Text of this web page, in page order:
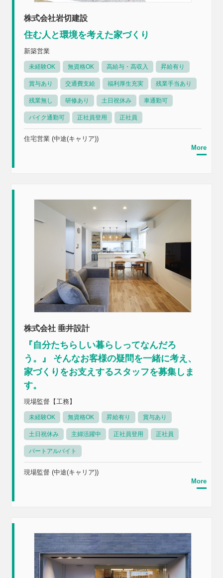
株式会社岩切建設
住む人と環境を考えた家づくり
新築営業
未経験OK 無資格OK 高給与・高収入 昇給有り
賞与あり 交通費支給 福利厚生充実 残業手当あり
残業無し 研修あり 土日祝休み 車通勤可
バイク通勤可 正社員登用 正社員
住宅営業 (中途(キャリア))
More
株式会社 垂井設計
『自分たちらしい暮らしってなんだろ
う。』 そんなお客様の疑問を一緒に考え、
家づくりをお支えするスタッフを募集しま
す。
現場監督【工務】
未経験OK 無資格OK 昇給有り 賞与あり
土日祝休み 主婦活躍中 正社員登用 正社員
パートアルバイト
現場監督 (中途(キャリア))
More